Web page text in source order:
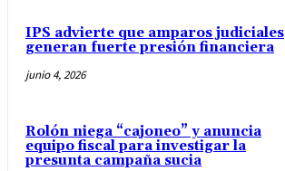
IPS advierte que amparos judiciales
generan fuerte presión financiera
junio 4, 2026
Rolón niega “cajoneo” y anuncia
equipo fiscal para investigar la
presunta campaña sucia